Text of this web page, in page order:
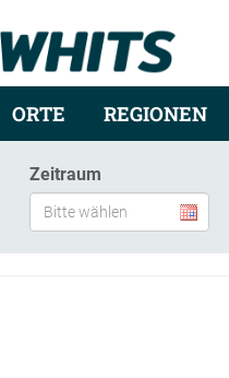
ORTE REGIONEN
Zeitraum